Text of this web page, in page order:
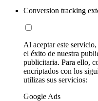
Conversion tracking
Al aceptar este
el éxito de nuestra
publicitaria. Para ello,
encriptados con los
utilizas sus servicios:
Google Ads